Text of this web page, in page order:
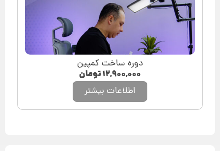
دوره ساخت کمپین
۱۲,۹۰۰,۰۰۰تومان
اطلاعات بیشتر